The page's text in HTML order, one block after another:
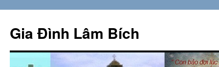
content
Gia Đình Lâm Bích